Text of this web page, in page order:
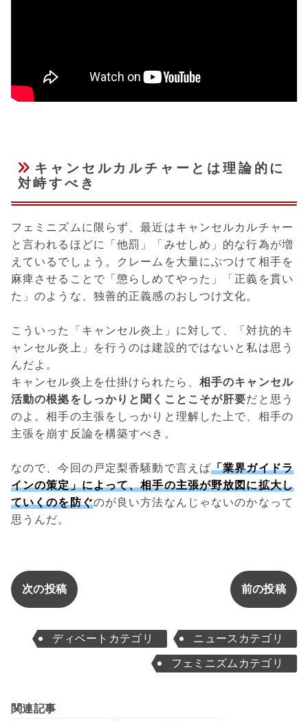
キャンセルカルチャーとは理論的に
対峙すべき
フェミニズムに限らず、最近はキャンセルカルチャー
と言われるほどに「他罰」「みせしめ」的な行為が増
えているでしょう。クレームを大量にぶつけて相手を
麻痺させることで「懲らしめてやった」「正義を貫い
た」のような、独善的正義感のおしつけ文化。
こういった「キャンセル炎上」に対して、「対抗的キ
ャンセル炎上」を行うのは建設的ではないと私は思う
んだよ。
キャンセル炎上を仕掛けられたら、 相手のキャンセル
活動の根拠をしっかりと聞くことこそが肝要だと思う
のよ。相手の主張をしっかりと理解した上で、相手の
主張を崩す反論を構築すべき。
なので、今回の戸定梨香騒動で言えば「業界ガイドラ
インの策定」によって、相手の主張が野放図に拡大し
ていくのを防ぐのが良い方法なんじゃないのかなって
思うんだ。
次の投稿 前の投稿
ディベートカテゴリ
ニュースカテゴリ
フェミニズムカテゴリ
関連記事